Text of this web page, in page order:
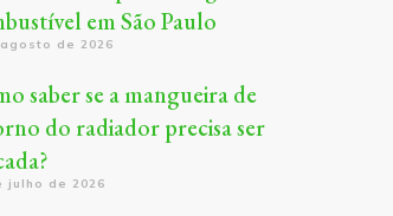
em São Paulo
de 2026
saber se a mangueira de
do radiador precisa ser
julho de 2026